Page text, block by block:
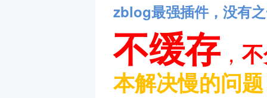
zblog最强插件，没有
不缓存 ，
本解决慢的问题